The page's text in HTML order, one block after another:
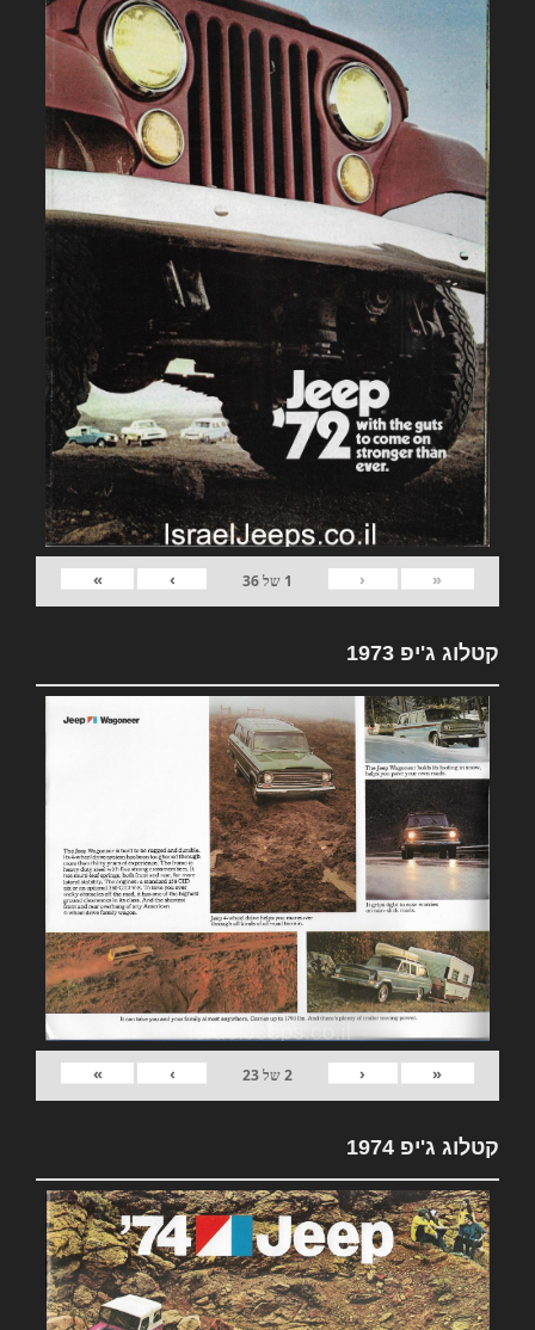
«
‹
1 של36
›
»
קטלוג ג'יפ 1973
«
‹
2של23
›
»
קטלוג ג'יפ 1974